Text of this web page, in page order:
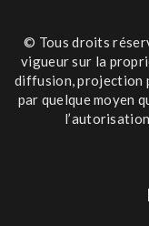
© Tous droits
vigueur sur la
diffusion, projection
par quelque moyen